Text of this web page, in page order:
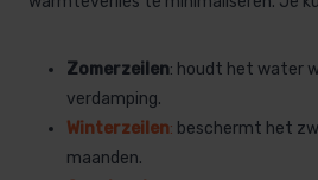
Zomerzeilen: houdt het water
verdamping.
Winterzeilen: beschermt het
maanden.